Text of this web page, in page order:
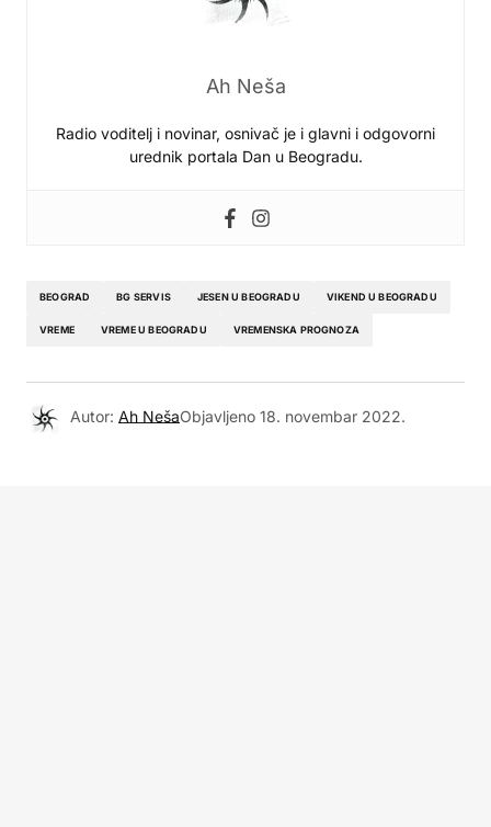
Ah Neša
Radio voditelj i novinar, osnivač je i glavni i odgovorni
urednik portala Dan u Beogradu.
BEOGRAD BG SERVIS JESEN U BEOGRADU VIKEND U BEOGRADU
VREME VREME U BEOGRADU VREMENSKA PROGNOZA
Autor: Ah NešaObjavljeno 18. novembar 2022.